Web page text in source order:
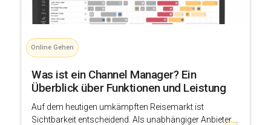
Online Gehen
Was ist ein Channel Manager? Ein
Überblick über Funktionen und Leistung
Auf dem heutigen umkämpften Reisemarkt ist
Sichtbarkeit entscheidend. Als unabhängiger Anbieter ...